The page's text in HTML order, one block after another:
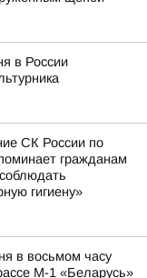
в России
СК России по
гражданам
гигиену»
в восьмом часу
М-1 «Беларусь»